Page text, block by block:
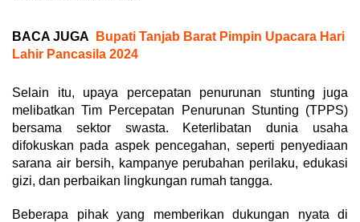
BACA JUGA
Bupati Tanjab Barat Pimpin Upacara Hari
Lahir Pancasila 2024
Selain itu, upaya percepatan penurunan stunting juga
melibatkan Tim Percepatan Penurunan Stunting (TPPS)
bersama sektor swasta. Keterlibatan dunia usaha
difokuskan pada aspek pencegahan, seperti penyediaan
sarana air bersih, kampanye perubahan perilaku, edukasi
gizi, dan perbaikan lingkungan rumah tangga.
Beberapa pihak yang memberikan dukungan nyata di